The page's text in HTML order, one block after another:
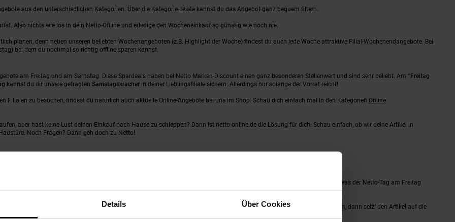
Details Über Cookies
aus den unterschiedlichen Kategorien. Über die Kategorie-Leiste kannst du das Angebot ganz bequem filtern.
Also nichts wie los in dein Netto-Offline und erledige den Wocheneinkauf so günstig wie noch nie.
planen, denn neben unseren beliebten Wochenangeboten (z.B. Highlight der Woche) findest du auch jede Woche attraktive Filial-Wochenendangebote. Bei
bei dem du nochmal so richtig offline sparen kannst.
am Freitag und am Samstag. Diese Spardeals haben bei Netto Marken-Discount einen ganz besonderen Stellenwert und sind sehr beliebt. Am “Freitag
kannst du dir unsere gefragten Samstagskracher in deiner Lieblingsfiliale sichern. Allerdings nur solange der Vorrat reicht!
Filialen zu besuchen, findest du natürlich auch aktuelle Online-Angebote bei uns im Shop. Schau dich einfach mal in den Kategorien Online
aber hast keine Lust deinen Einkauf nach Hause zu schleppen? Dann ist netto-online.de die Lösung für dich! Schau einfach, ob wir deine Artikel in
Noch Fragen? Dann geh doch zu Netto!
und jede Woche gibt es neue Wochenangebote. Die Wochenendangebote in deiner Filiale wirst du Werktags nicht finden, was der Netto-Tag am Freitag
in den Startlöchern.
unglaublich verlockende Produkte, aber hast keinen Zettel und Stift dabei und ein Gedächtnis wie ein Sieb? Kein Problem, dann setz‘ den Artikel auf die
bei jedem Produkt siehst, kannst du dir ganz einfach merken, was du kaufen möchtest.